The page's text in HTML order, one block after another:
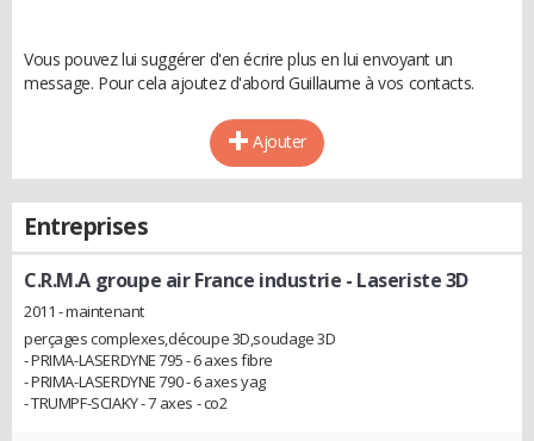
Vous pouvez lui suggérer d'en écrire plus en lui envoyant un
message. Pour cela ajoutez d'abord Guillaume à vos contacts.
Ajouter
Entreprises
C.R.M.A groupe air France industrie - Laseriste 3D
2011 - maintenant
perçages complexes,découpe 3D,soudage 3D
- PRIMA-LASERDYNE 795 - 6 axes fibre
- PRIMA-LASERDYNE 790 - 6 axes yag
- TRUMPF-SCIAKY - 7 axes - co2